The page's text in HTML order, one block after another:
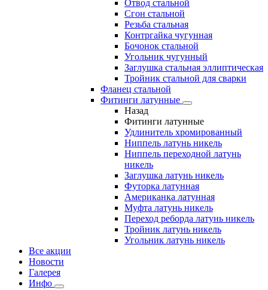
Отвод стальной
Сгон стальной
Резьба стальная
Контргайка чугунная
Бочонок стальной
Угольник чугунный
Заглушка стальная эллиптическая
Тройник стальной для сварки
Фланец стальной
Фитинги латунные
Назад
Фитинги латунные
Удлинитель хромированный
Ниппель латунь никель
Ниппель переходной латунь
никель
Заглушка латунь никель
Футорка латунная
Американка латунная
Муфта латунь никель
Переход реборда латунь никель
Тройник латунь никель
Угольник латунь никель
Все акции
Новости
Галерея
Инфо